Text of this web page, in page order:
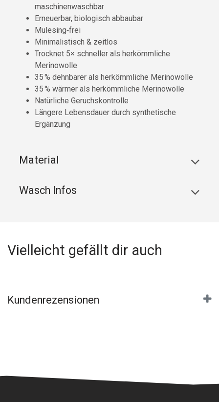
maschinenwaschbar
Erneuerbar, biologisch abbaubar
Mulesing‑frei
Minimalistisch & zeitlos
Trocknet 5× schneller als herkömmliche
Merinowolle
35 % dehnbarer als herkömmliche Merinowolle
35 % wärmer als herkömmliche Merinowolle
Natürliche Geruchskontrolle
Längere Lebensdauer durch synthetische
Ergänzung
Material
Wasch Infos
Vielleicht gefällt dir auch
Kundenrezensionen